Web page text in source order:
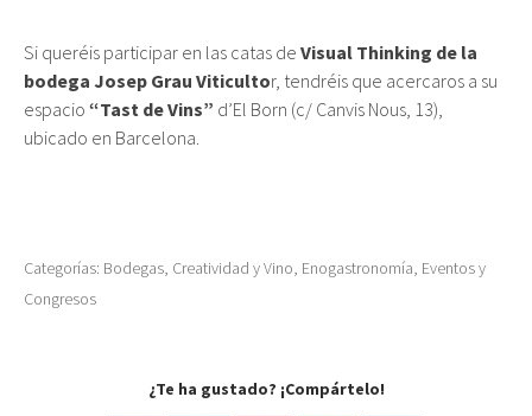
Si queréis participar en las catas de Visual Thinking de la
bodega Josep Grau Viticultor, tendréis que acercaros a su
espacio “Tast de Vins” d’El Born (c/ Canvis Nous, 13),
ubicado en Barcelona.
Categorías: Bodegas, Creatividad y Vino, Enogastronomía, Eventos y
Congresos
¿Te ha gustado? ¡Compártelo!